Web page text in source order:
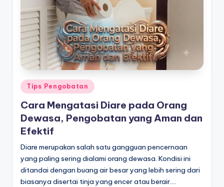
s
P
e
n
o
b
a
t
a
n
untuk
Indonesia
yang
lebih
ceria.
Posted
in
Tips Pengobatan
Cara Mengatasi Diare pada Orang
Dewasa, Pengobatan yang Aman dan
Efektif
Diare merupakan salah satu gangguan pencernaan
yang paling sering dialami orang dewasa. Kondisi ini
ditandai dengan buang air besar yang lebih sering dari
biasanya disertai tinja yang encer atau berair.…